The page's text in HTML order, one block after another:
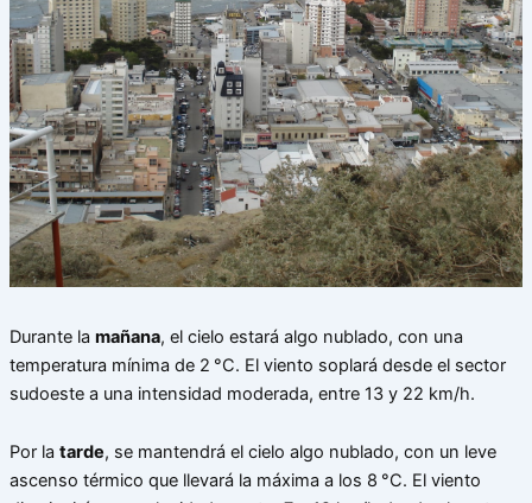
Durante la mañana, el cielo estará algo nublado, con una
temperatura mínima de 2 °C. El viento soplará desde el sector
sudoeste a una intensidad moderada, entre 13 y 22 km/h.
Por la tarde, se mantendrá el cielo algo nublado, con un leve
ascenso térmico que llevará la máxima a los 8 °C. El viento